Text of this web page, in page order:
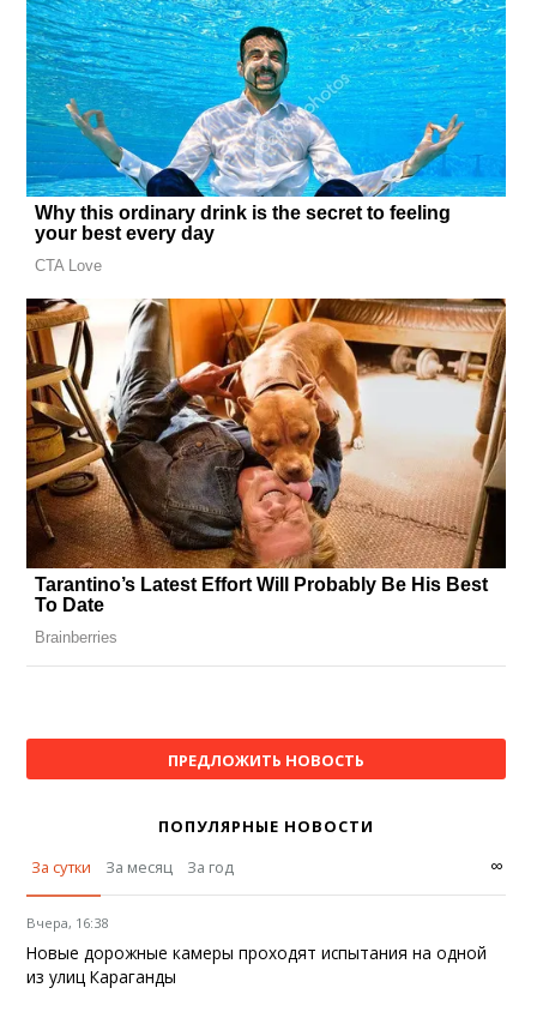
ПРЕДЛОЖИТЬ НОВОСТЬ
ПОПУЛЯРНЫЕ НОВОСТИ
За сутки
За месяц За год ∞
Вчера, 16:38
Новые дорожные камеры проходят испытания на одной
из улиц Караганды